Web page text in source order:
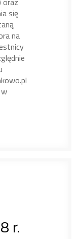
się
na
r.